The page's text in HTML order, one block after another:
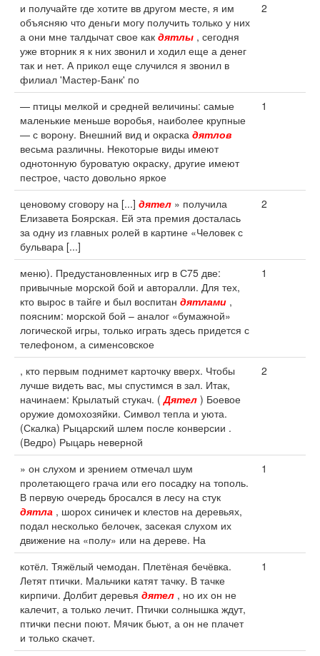
и получайте где хотите вв другом месте, я им
объясняю что деньги могу получить только у них
а они мне талдычат свое как дятлы , сегодня
уже вторник я к них звонил и ходил еще а денег
так и нет. А прикол еще случился я звонил в
филиал 'Мастер-Банк' по
2
— птицы мелкой и средней величины: самые
маленькие меньше воробья, наиболее крупные
— с ворону. Внешний вид и окраска дятлов
весьма различны. Некоторые виды имеют
однотонную буроватую окраску, другие имеют
пестрое, часто довольно яркое
1
ценовому сговору на [...] дятел » получила
Елизавета Боярская. Ей эта премия досталась
за одну из главных ролей в картине «Человек с
бульвара [...]
2
меню). Предустановленных игр в С75 две:
привычные морской бой и авторалли. Для тех,
кто вырос в тайге и был воспитан дятлами ,
поясним: морской бой – аналог «бумажной»
логической игры, только играть здесь придется с
телефоном, а сименсовское
1
, кто первым поднимет карточку вверх. Чтобы
лучше видеть вас, мы спустимся в зал. Итак,
начинаем: Крылатый стукач. (Дятел ) Боевое
оружие домохозяйки. Символ тепла и уюта.
(Скалка) Рыцарский шлем после конверсии .
(Ведро) Рыцарь неверной
2
» он слухом и зрением отмечал шум
пролетающего грача или его посадку на тополь.
В первую очередь бросался в лесу на стук
дятла , шорох синичек и клестов на деревьях,
подал несколько белочек, засекая слухом их
движение на «полу» или на дереве. На
1
котёл. Тяжёлый чемодан. Плетёная бечёвка.
Летят птички. Мальчики катят тачку. В тачке
кирпичи. Долбит деревья дятел , но их он не
калечит, а только лечит. Птички солнышка ждут,
птички песни поют. Мячик бьют, а он не плачет
и только скачет.
1